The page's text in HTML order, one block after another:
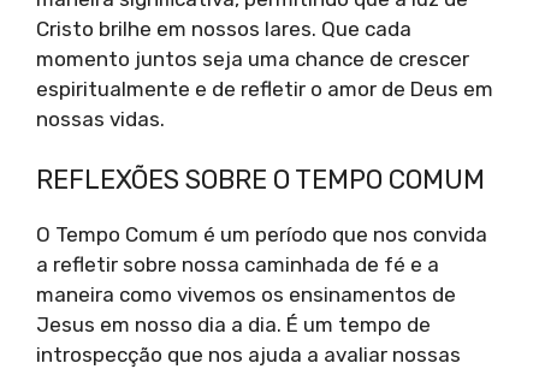
Cristo brilhe em nossos lares. Que cada
momento juntos seja uma chance de crescer
espiritualmente e de refletir o amor de Deus em
nossas vidas.
REFLEXÕES SOBRE O TEMPO COMUM
O Tempo Comum é um período que nos convida
a refletir sobre nossa caminhada de fé e a
maneira como vivemos os ensinamentos de
Jesus em nosso dia a dia. É um tempo de
introspecção que nos ajuda a avaliar nossas